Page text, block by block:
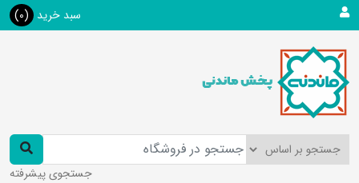
سبد خرید (0)
جستجوی پیشرفته